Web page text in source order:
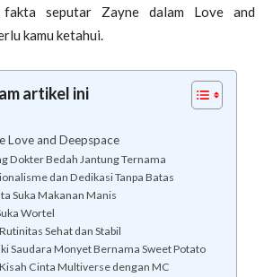
fakta seputar Zayne dalam Love and
kamu ketahui.
artikel ini
Love and Deepspace
Dokter Bedah Jantung Ternama
dan Dedikasi Tanpa Batas
Suka Makanan Manis
Wortel
Sehat dan Stabil
Saudara Monyet Bernama Sweet Potato
Cinta Multiverse dengan MC